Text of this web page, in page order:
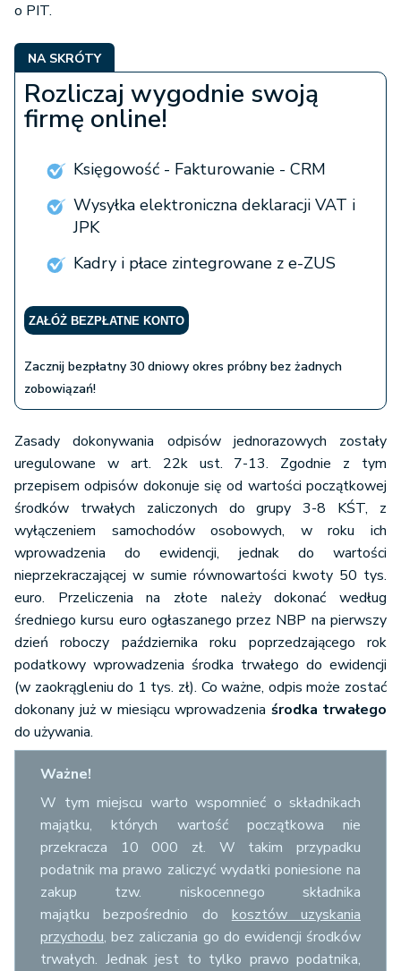
o PIT.
NA SKRÓTY
Rozliczaj wygodnie swoją
firmę online!
Księgowość - Fakturowanie - CRM
Wysyłka elektroniczna deklaracji VAT i
JPK
Kadry i płace zintegrowane z e-ZUS
ZAŁÓŻ BEZPŁATNE KONTO
Zacznij bezpłatny 30 dniowy okres próbny bez żadnych
zobowiązań!
Zasady dokonywania odpisów jednorazowych zostały
uregulowane w art. 22k ust. 7-13. Zgodnie z tym
przepisem odpisów dokonuje się od wartości początkowej
środków trwałych zaliczonych do grupy 3-8 KŚT, z
wyłączeniem samochodów osobowych, w roku ich
wprowadzenia do ewidencji, jednak do wartości
nieprzekraczającej w sumie równowartości kwoty 50 tys.
euro. Przeliczenia na złote należy dokonać według
średniego kursu euro ogłaszanego przez NBP na pierwszy
dzień roboczy października roku poprzedzającego rok
podatkowy wprowadzenia środka trwałego do ewidencji
(w zaokrągleniu do 1 tys. zł). Co ważne, odpis może zostać
dokonany już w miesiącu wprowadzenia środka trwałego
do używania.
Ważne!
W tym miejscu warto wspomnieć o składnikach
majątku, których wartość początkowa nie
przekracza 10 000 zł. W takim przypadku
podatnik ma prawo zaliczyć wydatki poniesione na
zakup tzw. niskocennego składnika
majątku bezpośrednio do kosztów uzyskania
przychodu, bez zaliczania go do ewidencji środków
trwałych. Jednak jest to tylko prawo podatnika,